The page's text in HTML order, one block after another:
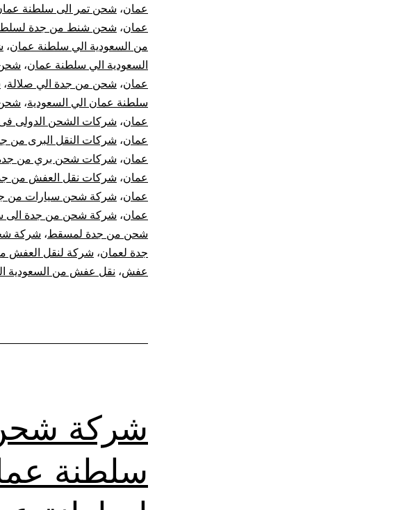
عمان، شحن تمر الى سلطنة
عمان، شحن شنط من جدة
من السعودية الي سلطنة عمان،
السعودية الي سلطنة عمان، شحن
عمان، شحن من جدة الي صلالة،
سلطنة عمان الي السعودية،
عمان، شركات الشحن الدولى
عمان، شركات النقل البرى من
عمان، شركات شحن بري من
عمان، شركات نقل العفش من
عمان، شركة شحن سيارات من
عمان، شركة شحن من جدة الى
شحن من جدة لمسقط، شركة
جدة لعمان، شركة لنقل العفش
عفش، نقل عفش من السعودية
شركة
سلطنة